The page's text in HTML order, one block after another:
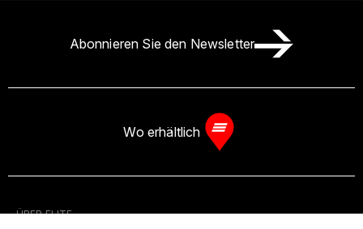
Abonnieren Sie den Newsletter
Wo erhältlich
ÜBER ELITE